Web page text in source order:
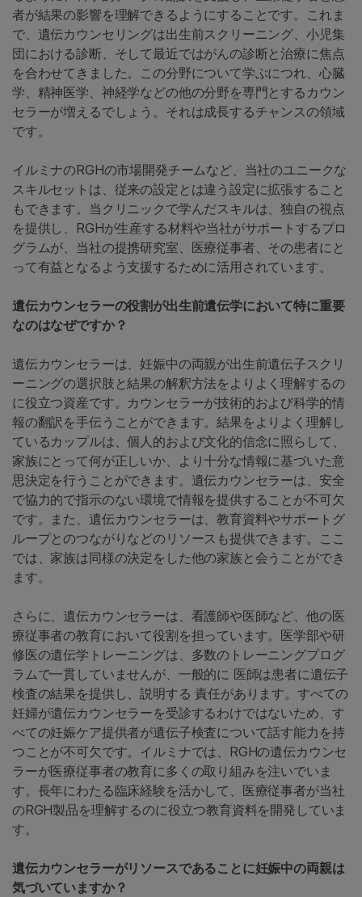
者が結果の影響を理解できるようにすることです。これま
で、遺伝カウンセリングは出生前スクリーニング、小児集
団における診断、そして最近ではがんの診断と治療に焦点
を合わせてきました。この分野について学ぶにつれ、心臓
学、精神医学、神経学などの他の分野を専門とするカウン
セラーが増えるでしょう。それは成長するチャンスの領域
です。
イルミナのRGHの市場開発チームなど、当社のユニークな
スキルセットは、従来の設定とは違う設定に拡張すること
もできます。当クリニックで学んだスキルは、独自の視点
を提供し、RGHが生産する材料や当社がサポートするプロ
グラムが、当社の提携研究室、医療従事者、その患者にと
って有益となるよう支援するために活用されています。
遺伝カウンセラーの役割が出生前遺伝学において特に重要
なのはなぜですか？
遺伝カウンセラーは、妊娠中の両親が出生前遺伝子スクリ
ーニングの選択肢と結果の解釈方法をよりよく理解するの
に役立つ資産です。カウンセラーが技術的および科学的情
報の翻訳を手伝うことができます。結果をよりよく理解し
ているカップルは、個人的および文化的信念に照らして、
家族にとって何が正しいか、より十分な情報に基づいた意
思決定を行うことができます。遺伝カウンセラーは、安全
で協力的で指示のない環境で情報を提供することが不可欠
です。また、遺伝カウンセラーは、教育資料やサポートグ
ループとのつながりなどのリソースも提供できます。ここ
では、家族は同様の決定をした他の家族と会うことができ
ます。
さらに、遺伝カウンセラーは、看護師や医師など、他の医
療従事者の教育において役割を担っています。医学部や研
修医の遺伝学トレーニングは、多数のトレーニングプログ
ラムで一貫していませんが、一般的に 医師は患者に遺伝子
検査の結果を提供し、説明する 責任があります。すべての
妊婦が遺伝カウンセラーを受診するわけではないため、す
べての妊娠ケア提供者が遺伝子検査について話す能力を持
つことが不可欠です。イルミナでは、RGHの遺伝カウンセ
ラーが医療従事者の教育に多くの取り組みを注いでいま
す。長年にわたる臨床経験を活かして、医療従事者が当社
のRGH製品を理解するのに役立つ教育資料を開発していま
す。
遺伝カウンセラーがリソースであることに妊娠中の両親は
気づいていますか？